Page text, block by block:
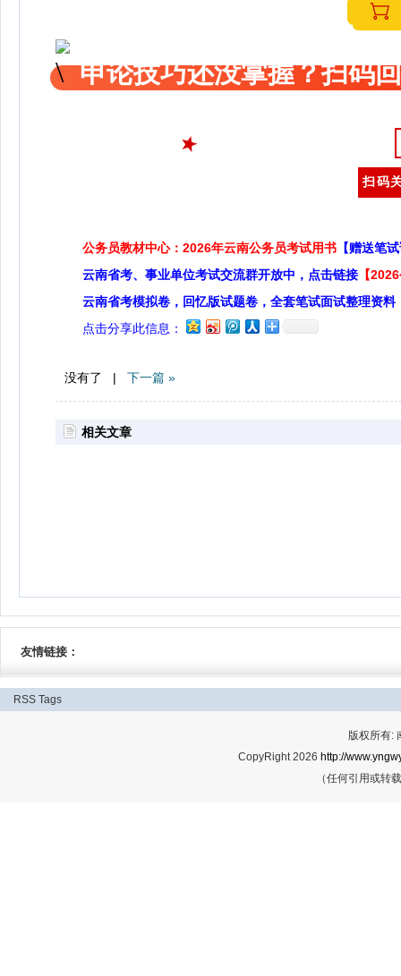
申论技巧还没掌握？扫码
扫码
公务员教材中心：2026年云南公务员考试用书 【赠送笔
云南省考、事业单位考试交流群开放中，点击链接 【
云南省考模拟卷，回忆版试题卷，全套笔试面试整理资料
点击分享此信息：
没有了 | 下一篇 »
相关文章
友情链接：
RSS Tags
版权所有:
CopyRight 2026 http://
（任何引用或转